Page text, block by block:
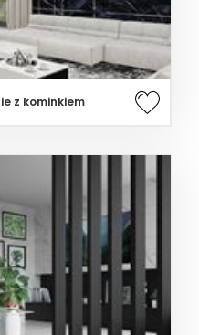
z kominkiem